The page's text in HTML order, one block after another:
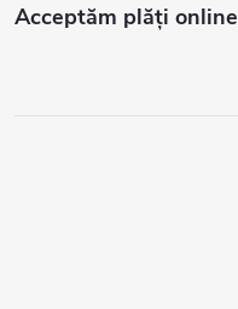
Acceptăm plăţi online